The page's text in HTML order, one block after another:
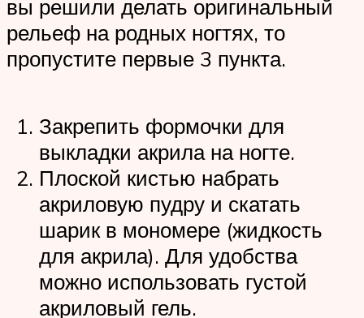
вы решили делать оригинальный
рельеф на родных ногтях, то
пропустите первые 3 пункта.
Закрепить формочки для
выкладки акрила на ногте.
Плоской кистью набрать
акриловую пудру и скатать
шарик в мономере (жидкость
для акрила). Для удобства
можно использовать густой
акриловый гель.